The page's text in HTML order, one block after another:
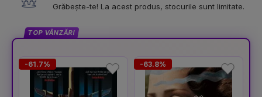
Grăbește-te! La acest produs, stocurile sunt limitate.
TOP VÂNZĂRI
-61.7% -63.8%